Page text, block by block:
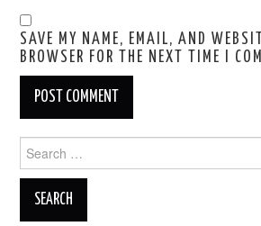
SAVE MY NAME, EMAIL, AND
BROWSER FOR THE NEXT TIME I
for: